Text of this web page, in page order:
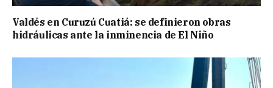
Valdés en Curuzú Cuatiá: se definieron obras
hidráulicas ante la inminencia de El Niño